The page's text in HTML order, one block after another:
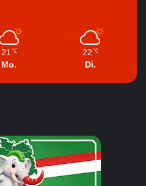
21 ℃
Mo.
22 ℃
Di.